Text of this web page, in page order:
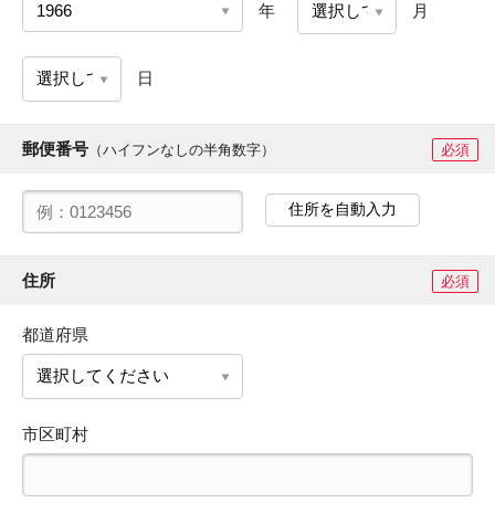
年 月
日
郵便番号 （ハイフンなしの半角数字） 必須
住所を自動入力
住所 必須
都道府県
市区町村